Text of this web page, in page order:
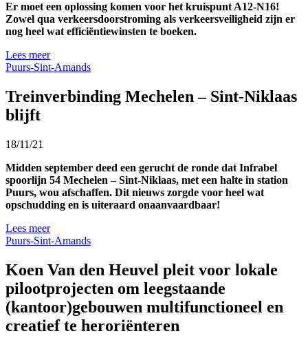
Er moet een oplossing komen voor het kruispunt A12-N16!
Zowel qua verkeersdoorstroming als verkeersveiligheid zijn er
nog heel wat efficiëntiewinsten te boeken.
Lees meer
Puurs-Sint-Amands
Treinverbinding Mechelen – Sint-Niklaas
blijft
18/11/21
Midden september deed een gerucht de ronde dat Infrabel
spoorlijn 54 Mechelen – Sint-Niklaas, met een halte in station
Puurs, wou afschaffen. Dit nieuws zorgde voor heel wat
opschudding en is uiteraard onaanvaardbaar!
Lees meer
Puurs-Sint-Amands
Koen Van den Heuvel pleit voor lokale
pilootprojecten om leegstaande
(kantoor)gebouwen multifunctioneel en
creatief te heroriënteren